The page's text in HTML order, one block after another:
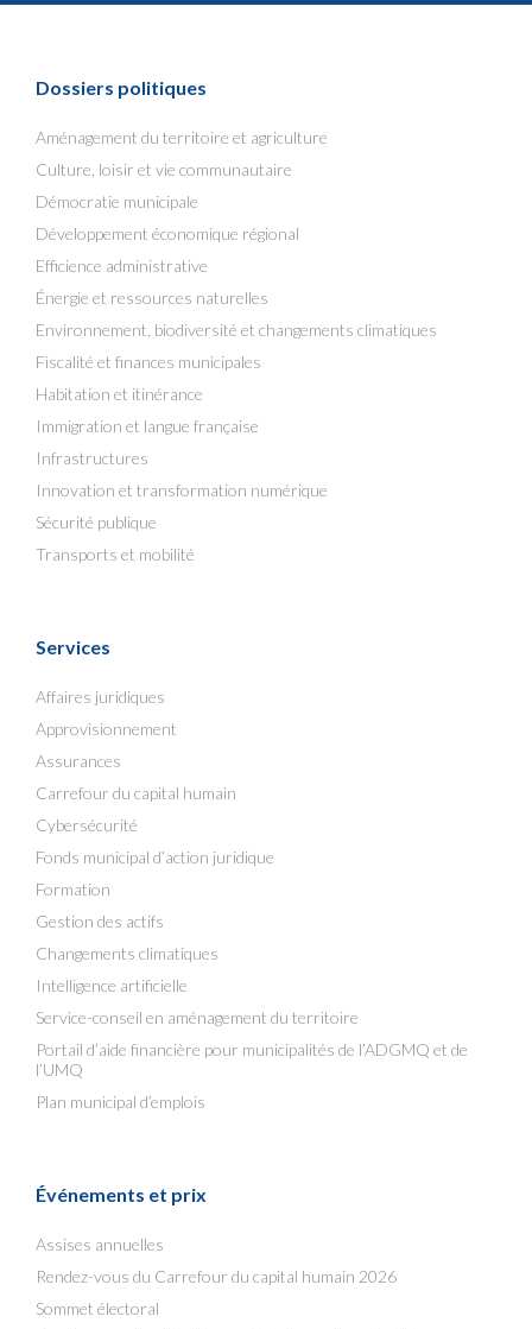
Dossiers politiques
Aménagement du territoire et agriculture
Culture, loisir et vie communautaire
Démocratie municipale
Développement économique régional
Efficience administrative
Énergie et ressources naturelles
Environnement, biodiversité et changements climatiques
Fiscalité et finances municipales
Habitation et itinérance
Immigration et langue française
Infrastructures
Innovation et transformation numérique
Sécurité publique
Transports et mobilité
Services
Affaires juridiques
Approvisionnement
Assurances
Carrefour du capital humain
Cybersécurité
Fonds municipal d’action juridique
Formation
Gestion des actifs
Changements climatiques
Intelligence artificielle
Service-conseil en aménagement du territoire
Portail d’aide financière pour municipalités de l’ADGMQ et de
l’UMQ
Plan municipal d’emplois
Événements et prix
Assises annuelles
Rendez-vous du Carrefour du capital humain 2026
Sommet électoral